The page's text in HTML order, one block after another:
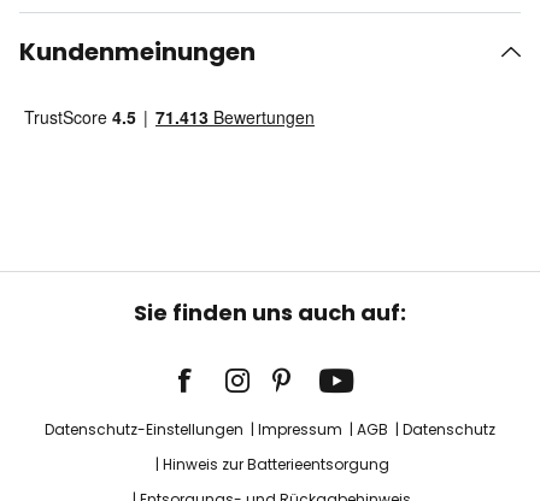
Kundenmeinungen
Sie finden uns auch auf:
Datenschutz-Einstellungen Impressum AGB
Datenschutz
Hinweis zur Batterieentsorgung